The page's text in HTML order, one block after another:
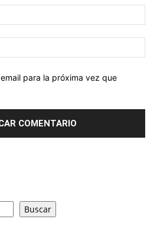
para la próxima vez que
Buscar